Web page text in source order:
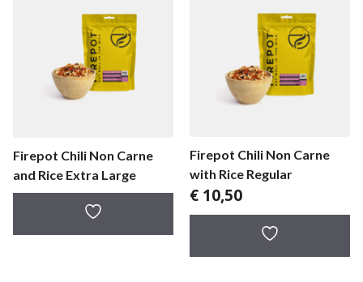
Firepot Chili Non Carne
and Rice Extra Large
Firepot Chili Non Carne
with Rice Regular
€ 10,50